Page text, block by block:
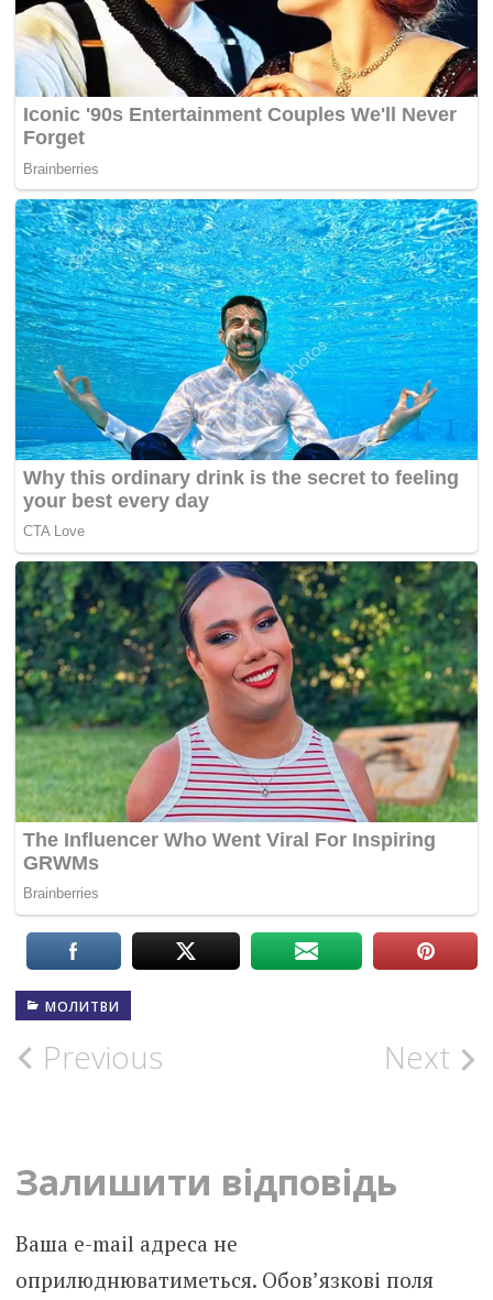
МОЛИТВИ
Post
Previous Next
Залишити відповідь
Ваша e-mail адреса не
оприлюднюватиметься. Обов’язкові поля